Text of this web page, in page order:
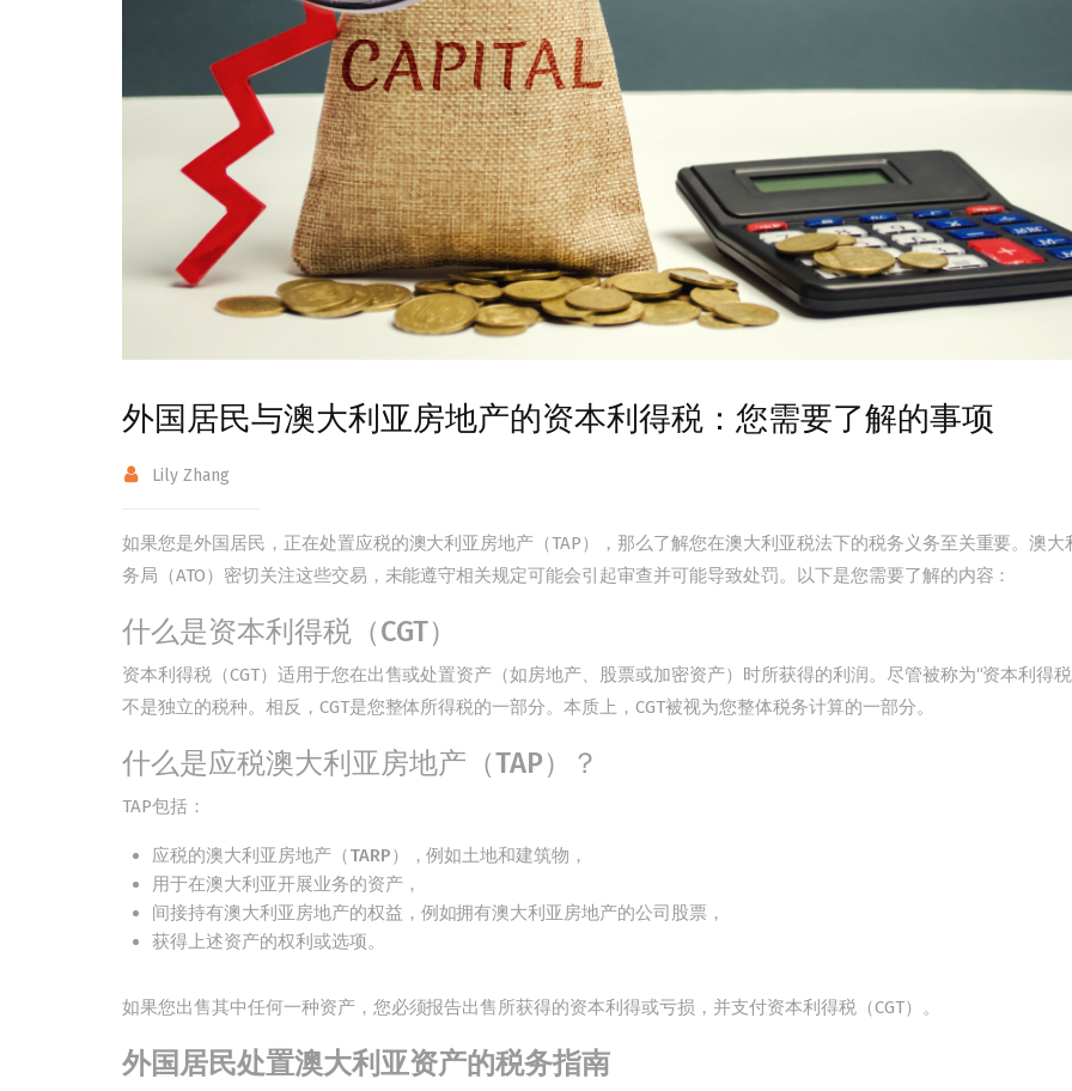
外国居民与澳大利亚房地产的资本利得税：您需要了解的事项
Lily Zhang
如果您是外国居民，正在处置应税的澳大利亚房地产（TAP），那么了解您在澳大利亚税法下的税务义务至关重要。澳大
务局（ATO）密切关注这些交易，未能遵守相关规定可能会引起审查并可能导致处罚。以下是您需要了解的内容：
什么是资本利得税（CGT）
资本利得税（CGT）适用于您在出售或处置资产（如房地产、股票或加密资产）时所获得的利润。尽管被称为“资本利得
不是独立的税种。相反，CGT是您整体所得税的一部分。本质上，CGT被视为您整体税务计算的一部分。
什么是应税澳大利亚房地产（TAP）？
TAP包括：
应税的澳大利亚房地产（TARP），例如土地和建筑物，
用于在澳大利亚开展业务的资产，
间接持有澳大利亚房地产的权益，例如拥有澳大利亚房地产的公司股票，
获得上述资产的权利或选项。
如果您出售其中任何一种资产，您必须报告出售所获得的资本利得或亏损，并支付资本利得税（CGT）。
外国居民处置澳大利亚资产的税务指南